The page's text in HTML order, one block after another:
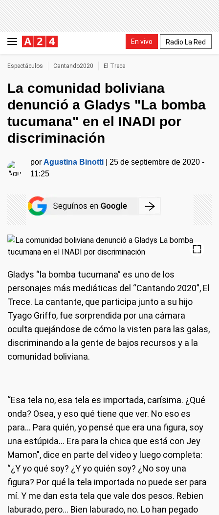
En vivo Radio La Red
Espectáculos Cantando2020 El Trece
La comunidad boliviana
denunció a Gladys "La bomba
tucumana" en el INADI por
discriminación
porAgustina Binotti
25 de septiembre de 2020 -
11:25
Gladys “la bomba tucumana” es uno de los
personajes más mediáticas del “Cantando 2020”, El
Trece. La cantante, que participa junto a su hijo
Tyago Griffo, fue sorprendida por una cámara
oculta quejándose de cómo la visten para las galas,
discriminando a la gente de bajos recursos y a la
comunidad boliviana.
“Esa tela no, esa tela es importada, carísima. ¿Qué
onda? Osea, y eso qué tiene que ver. No eso es
para... Para quién, yo pensé que era una figura, soy
una estúpida... Era para la chica que está con Jey
Mamon", dice en parte del video y luego completa:
“¿Y yo qué soy? ¿Y yo quién soy? ¿No soy una
figura? Por qué la tela importada no puede ser para
mí. Y me dan esta tela que vale dos pesos. Rebien
laburado, pero... Bien laburado, no. Lo han pegado